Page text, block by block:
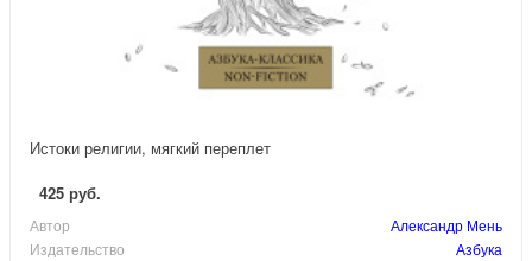
Истоки религии, мягкий переплет
425 руб.
Автор
Александр Мень
Издательство
Азбука